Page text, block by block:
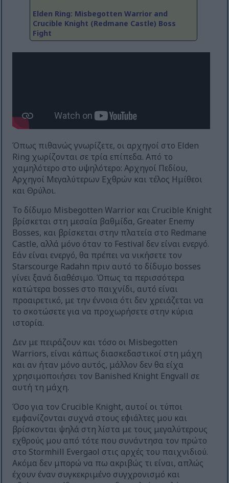
Elden Ring: Misbegotten Warrior and
Crucible Knight (Redmane Castle) Boss
Fight
Όπως πιθανώς γνωρίζετε, οι αρχηγοί στο Elden
Ring χωρίζονται σε τρία επίπεδα. Από το
χαμηλότερο στο υψηλότερο: Αρχηγοί Πεδίου,
Αρχηγοί Μεγαλύτερων Εχθρών και τέλος Ημίθεοι
και Θρύλοι.
Το δίδυμο Misbegotten Warrior και Crucible Knight
βρίσκεται στη μεσαία βαθμίδα, Greater Enemy
Bosses, και βρίσκεται στην πλατεία στο Redmane
Castle, αλλά μόνο όταν το Festival δεν είναι ενεργό.
Εάν είναι ενεργό, θα πρέπει να νικήσετε τον
Starscourge Radahn πριν αυτό το δίδυμο bosses
γίνει ξανά διαθέσιμο. Όπως τα περισσότερα
κατώτερα bosses στο παιχνίδι, αυτό είναι
προαιρετικό, με την έννοια ότι δεν χρειάζεται να
το σκοτώσετε για να προχωρήσετε στην κύρια
ιστορία.
Δεν με πειράζουν και τόσο οι Misbegotten
Warriors, είναι κάπως διασκεδαστικοί στη μάχη
και αν ήταν μόνο αυτός, μάλλον δεν θα είχα
χρησιμοποιήσει τον Banished Knight Engvall σε
αυτή τη μάχη.
Όσο για τον Crucible Knight, αυτοί οι τύποι
εμφανίζονται συχνά στους εφιάλτες μου και
βρίσκονται ψηλά στη λίστα με τους μεγαλύτερους
εχθρούς μου από τότε που συνάντησα τον πρώτο
στο Stormhill Evergaol στις αρχές του παιχνιδιού.
Ακόμα δεν μπορώ να πω ακριβώς τι είναι, απλώς
έχουν έναν συγκεκριμένο συγχρονισμό και